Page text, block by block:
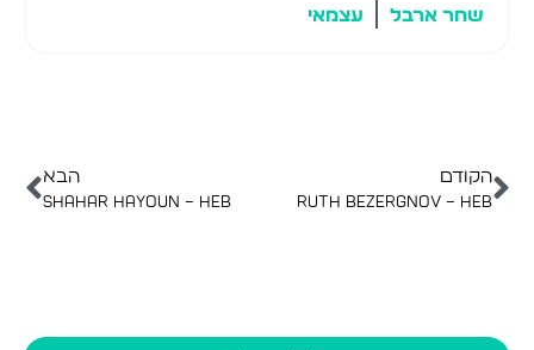
שחר ארבל עצמאי
הקודם
Ruth Bezergnov – heb
הבא
Shahar Hayoun – heb